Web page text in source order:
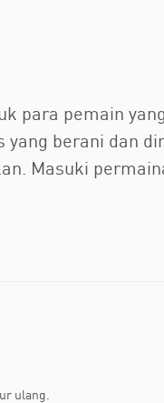
para pemain
berani dan
Masuki
ulang.